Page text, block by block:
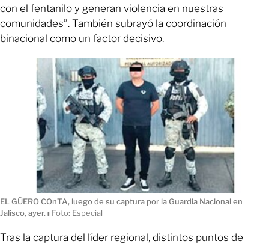
con el fentanilo y generan violencia en nuestras
comunidades”. También subrayó la coordinación
binacional como un factor decisivo.
EL GÜERO COnTA, luego de su captura por la Guardia Nacional en
Jalisco, ayer. ı Foto: Especial
Tras la captura del líder regional, distintos puntos de